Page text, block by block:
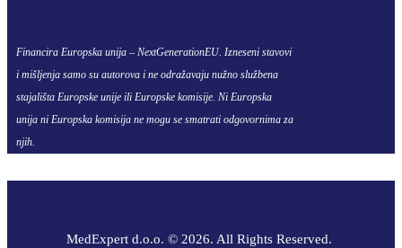
Financira Europska unija – NextGenerationEU. Izneseni stavovi
i mišljenja samo su autorova i ne odražavaju nužno službena
stajališta Europske unije ili Europske komisije. Ni Europska
unija ni Europska komisija ne mogu se smatrati odgovornima za
njih.
MedExpert d.o.o. © 2026. All Rights Reserved.